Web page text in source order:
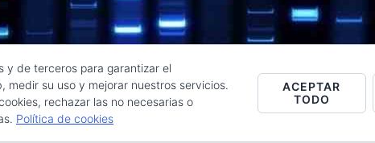
Raúl de la Puente - Derechos reservados© 2026 ·
y de terceros para garantizar el
medir su uso y mejorar nuestros servicios.
rechazar las no necesarias o
Política de cookies
ACEPTAR
TODO